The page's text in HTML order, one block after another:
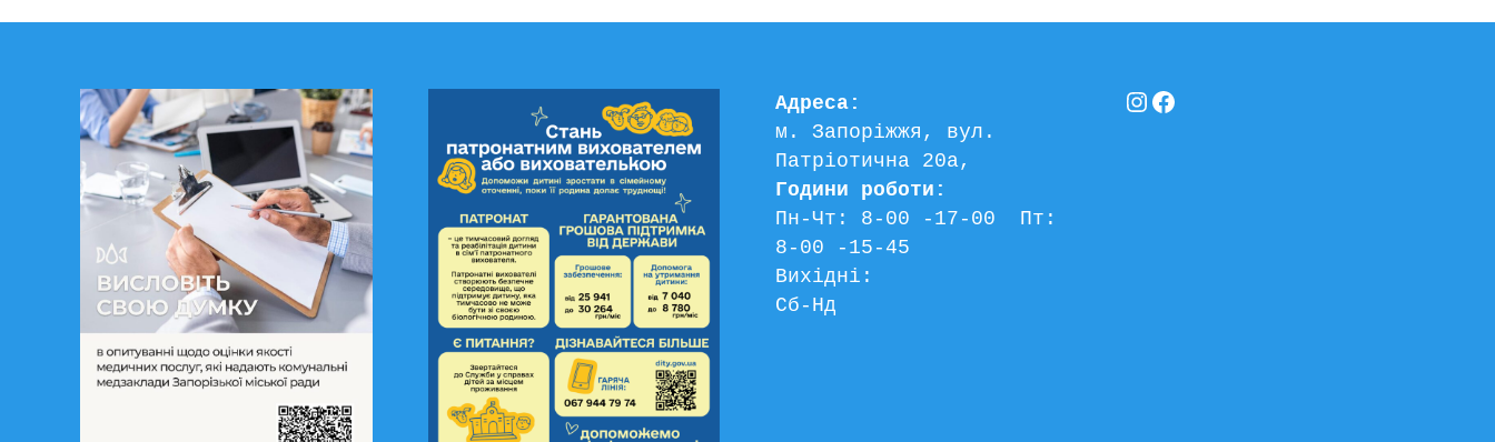
Адреса:
м. Запоріжжя, вул.
Патріотична 20а,
Години роботи:
Пн-Чт: 8-00 -17-00  Пт:
8-00 -15-45
Вихідні:
Сб-Нд
Instagram
Facebook